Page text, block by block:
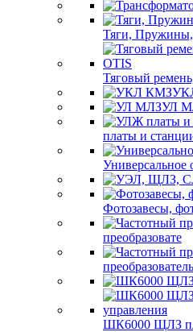
Тяги,
Тяговый
УЛ
платы и
Универсальное
Фотозавесы,
преобразовате
преобразователь
ШК6000 ЩЛЗ